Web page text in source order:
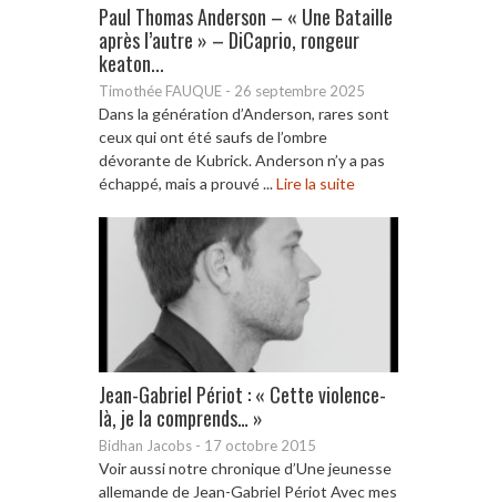
Paul Thomas Anderson – « Une Bataille
après l’autre » – DiCaprio, rongeur
keaton...
Timothée FAUQUE - 26 septembre 2025
Dans la génération d’Anderson, rares sont
ceux qui ont été saufs de l’ombre
dévorante de Kubrick. Anderson n’y a pas
échappé, mais a prouvé ...Lire la suite
Jean-Gabriel Périot : « Cette violence-
là, je la comprends… »
Bidhan Jacobs - 17 octobre 2015
Voir aussi notre chronique d’Une jeunesse
allemande de Jean-Gabriel Périot Avec mes